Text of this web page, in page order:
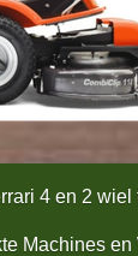
4 en 2 wiel
Machines en